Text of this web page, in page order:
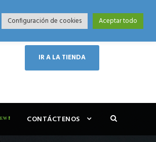
Modo Nocturno
IR A LA TIENDA
CONTÁCTENOS
Configuración de cookies Aceptar todo